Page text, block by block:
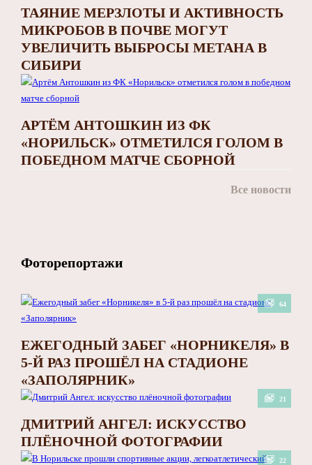
ТАЯНИЕ МЕРЗЛОТЫ И АКТИВНОСТЬ
МИКРОБОВ В ПОЧВЕ МОГУТ
УВЕЛИЧИТЬ ВЫБРОСЫ МЕТАНА В
СИБИРИ
АРТЁМ АНТОШКИН ИЗ ФК
«НОРИЛЬСК» ОТМЕТИЛСЯ ГОЛОМ В
ПОБЕДНОМ МАТЧЕ СБОРНОЙ
Все новости
Фоторепортажи
64
ЕЖЕГОДНЫЙ ЗАБЕГ «НОРНИКЕЛЯ» В
5-Й РАЗ ПРОШЁЛ НА СТАДИОНЕ
«ЗАПОЛЯРНИК»
21
ДМИТРИЙ АНГЕЛ: ИСКУССТВО
ПЛЁНОЧНОЙ ФОТОГРАФИИ
22